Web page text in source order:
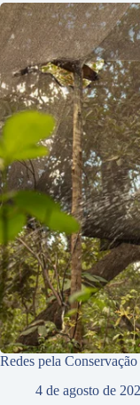
Redes pela
4 de agosto de